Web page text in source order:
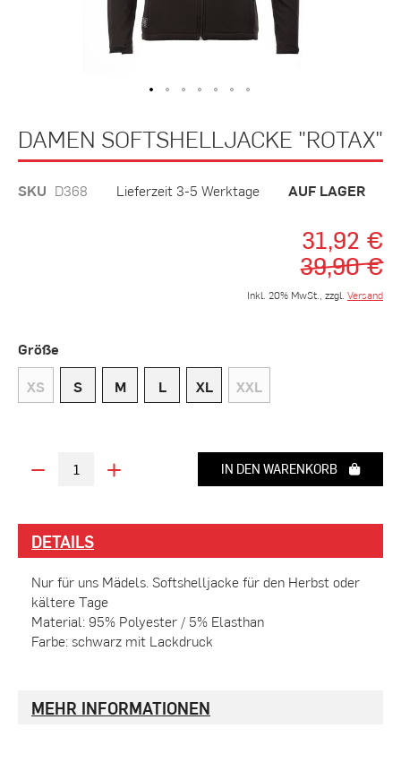
DAMEN SOFTSHELLJACKE "ROTAX"
AUF LAGER
Lieferzeit 3-5 Werktage
SKU D368
31,92 €
39,90 €
Inkl. 20% MwSt., zzgl. Versand
Größe
XS
S M L XL XXL
IN DEN WARENKORB
Anfang
der
springen
DETAILS
Nur für uns Mädels. Softshelljacke für den Herbst oder
kältere Tage
Material: 95% Polyester / 5% Elasthan
Farbe: schwarz mit Lackdruck
MEHR INFORMATIONEN